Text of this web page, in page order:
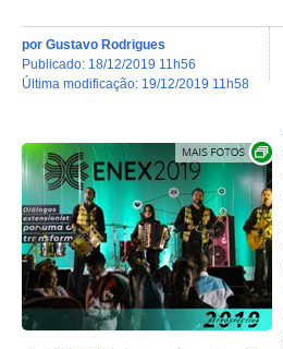
por Gustavo Rodrigues
publicado: 18/12/2019 11h56
última modificação: 19/12/2019 11h58